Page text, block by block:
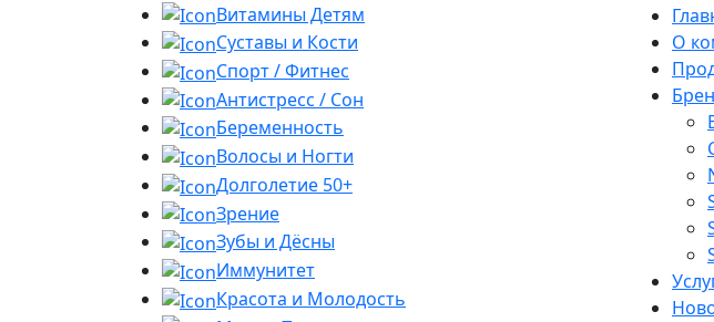
Витамины Детям
Суставы и Кости
Спорт / Фитнес
Антистресс / Сон
Беременность
Волосы и Ногти
Долголетие 50+
Зрение
Зубы и Дёсны
Иммунитет
Красота и Молодость
О